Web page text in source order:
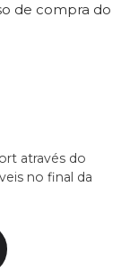
de compra do
através do
no final da